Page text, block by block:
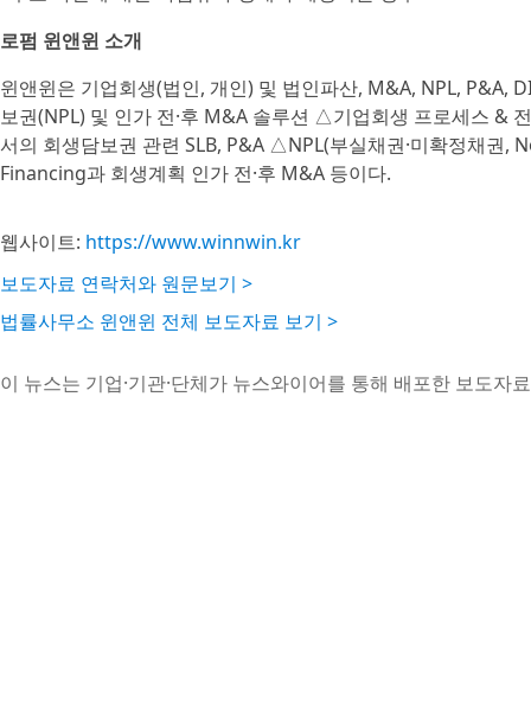
로펌 윈앤윈 소개
윈앤윈은 기업회생(법인, 개인) 및 법인파산, M&A, NPL, P&A,
보권(NPL) 및 인가 전·후 M&A 솔루션 △기업회생 프로세스 &
서의 회생담보권 관련 SLB, P&A △NPL(부실채권·미확정채
Financing과 회생계획 인가 전·후 M&A 등이다.
웹사이트: https://www.winnwin.kr
보도자료 연락처와 원문보기 >
법률사무소 윈앤윈 전체 보도자료 보기 >
이 뉴스는 기업·기관·단체가 뉴스와이어를 통해 배포한 보도자